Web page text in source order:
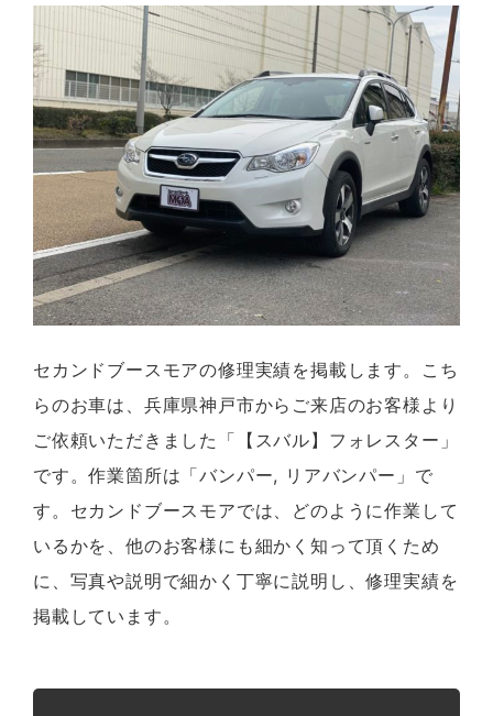
セカンドブースモアの修理実績を掲載します。こち
らのお車は、兵庫県神戸市からご来店のお客様より
ご依頼いただきました「【スバル】フォレスター」
です。作業箇所は「バンパー, リアバンパー」で
す。セカンドブースモアでは、どのように作業して
いるかを、他のお客様にも細かく知って頂くため
に、写真や説明で細かく丁寧に説明し、修理実績を
掲載しています。